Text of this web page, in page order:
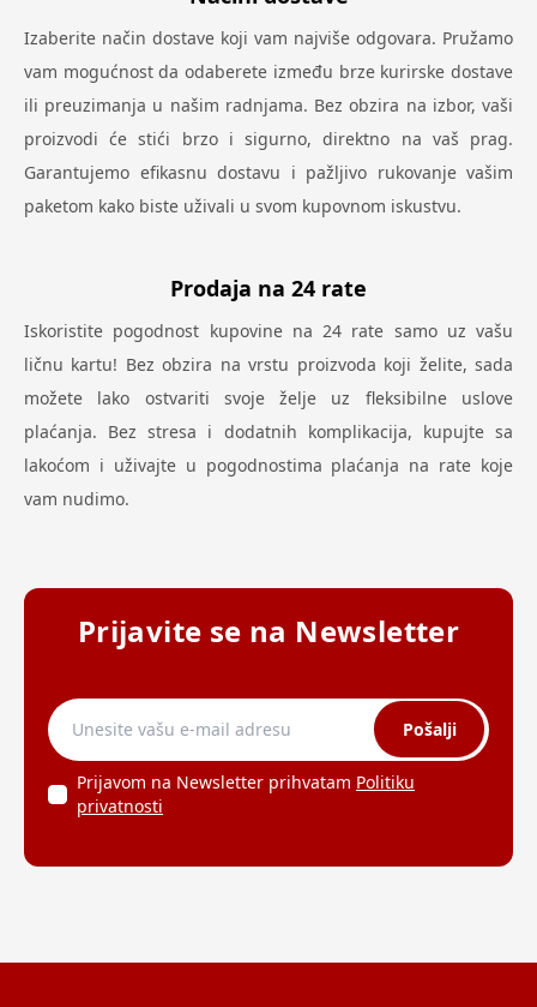
Izaberite način dostave koji vam najviše odgovara. Pružamo
vam mogućnost da odaberete između brze kurirske dostave
ili preuzimanja u našim radnjama. Bez obzira na izbor, vaši
proizvodi će stići brzo i sigurno, direktno na vaš prag.
Garantujemo efikasnu dostavu i pažljivo rukovanje vašim
paketom kako biste uživali u svom kupovnom iskustvu.
Prodaja na 24 rate
Iskoristite pogodnost kupovine na 24 rate samo uz vašu
ličnu kartu! Bez obzira na vrstu proizvoda koji želite, sada
možete lako ostvariti svoje želje uz fleksibilne uslove
plaćanja. Bez stresa i dodatnih komplikacija, kupujte sa
lakoćom i uživajte u pogodnostima plaćanja na rate koje
vam nudimo.
Prijavite se na Newsletter
Pošalji
Prijavom na Newsletter prihvatam Politiku
privatnosti